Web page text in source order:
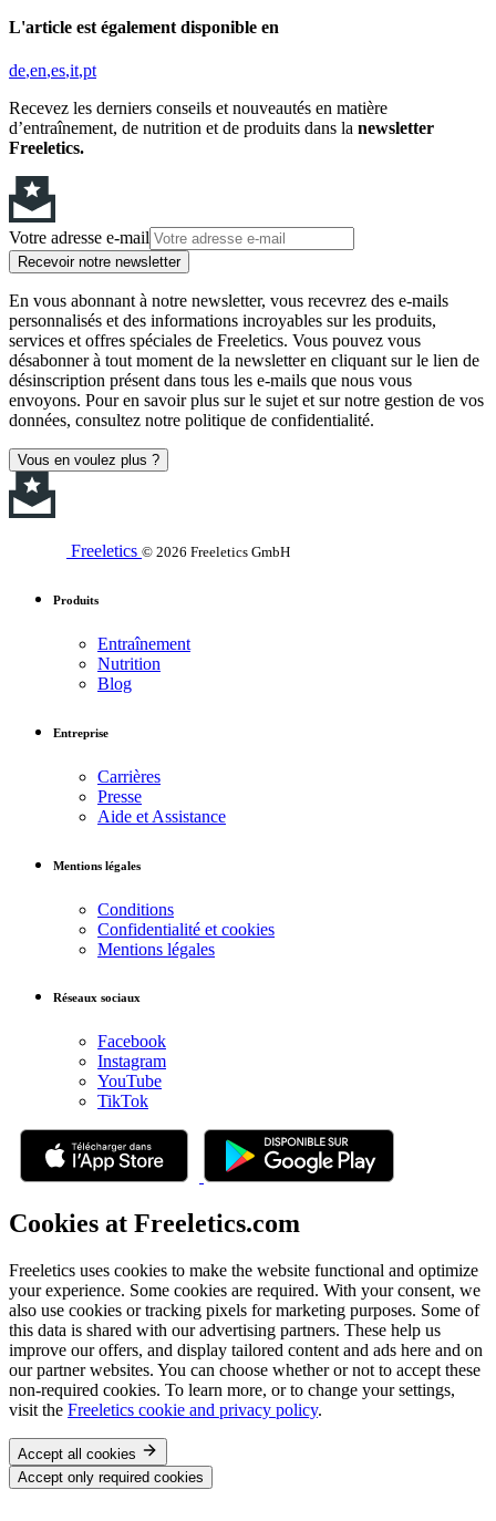
L'article est également disponible en
de en es it pt
Recevez les derniers conseils et nouveautés en matière
d’entraînement, de nutrition et de produits dans la newsletter
Freeletics.
Votre adresse e-mail
Recevoir notre newsletter
En vous abonnant à notre newsletter, vous recevrez des e-mails
personnalisés et des informations incroyables sur les produits,
services et offres spéciales de Freeletics. Vous pouvez vous
désabonner à tout moment de la newsletter en cliquant sur le lien de
désinscription présent dans tous les e-mails que nous vous
envoyons. Pour en savoir plus sur le sujet et sur notre gestion de vos
données, consultez notre politique de confidentialité.
Vous en voulez plus ?
Freeletics © 2026 Freeletics GmbH
Produits
Entraînement
Nutrition
Blog
Entreprise
Carrières
Presse
Aide et Assistance
Mentions légales
Conditions
Confidentialité et cookies
Mentions légales
Réseaux sociaux
Facebook
Instagram
YouTube
TikTok
Cookies at Freeletics.com
Freeletics uses cookies to make the website functional and optimize
your experience. Some cookies are required. With your consent, we
also use cookies or tracking pixels for marketing purposes. Some of
this data is shared with our advertising partners. These help us
improve our offers, and display tailored content and ads here and on
our partner websites. You can choose whether or not to accept these
non-required cookies. To learn more, or to change your settings,
visit the Freeletics cookie and privacy policy.
Accept all cookies
Accept only required cookies